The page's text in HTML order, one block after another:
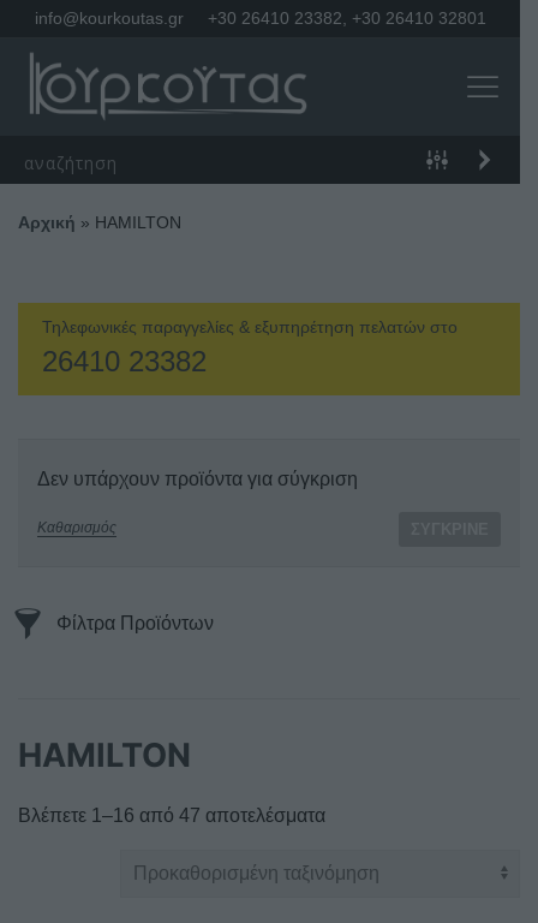
info@kourkoutas.gr +30 26410 23382 +30 26410 32801
Αρχική » HAMILTON
Τηλεφωνικές παραγγελίες & εξυπηρέτηση πελατών στο
26410 23382
Δεν υπάρχουν προϊόντα για σύγκριση
Καθαρισμός
Φίλτρα Προϊόντων
HAMILTON
Βλέπετε 1–16 από 47 αποτελέσματα